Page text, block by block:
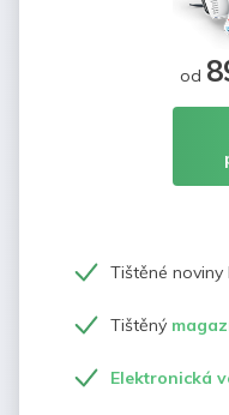
od
Tištěné
Tištěný
Elektronická